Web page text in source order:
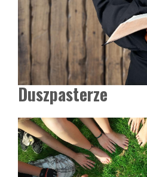
Duszpasterze